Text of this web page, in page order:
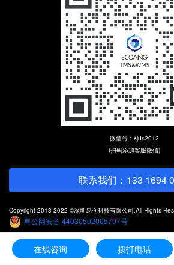
微信号：kjds2012
(扫码添加客服微信)
联系我们：133 1694
Copyright 2013-2022 ©深圳易仓科技有限公司.All Rights
粤公网安备 44030502005797号
在线咨询 拨打电话